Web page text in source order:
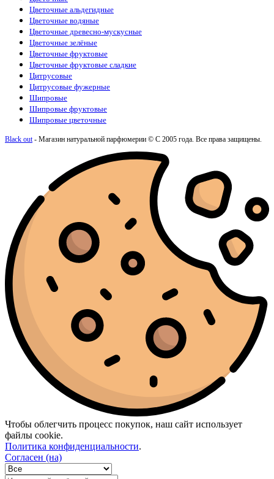
Цветочные альдегидные
Цветочные водяные
Цветочные древесно-мускусные
Цветочные зелёные
Цветочные фруктовые
Цветочные фруктовые сладкие
Цитрусовые
Цитрусовые фужерные
Шипровые
Шипровые фруктовые
Шипровые цветочные
Black out- Магазин натуральной парфюмерии © С 2005 года. Все права защищены.
Чтобы облегчить процесс покупок, наш сайт использует
файлы cookie.
Политика конфиденциальности.
Согласен (на)